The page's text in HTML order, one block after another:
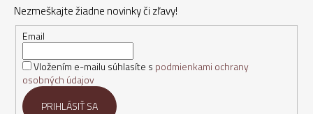
Nezmeškajte žiadne novinky či zľavy!
Email
Vložením e-mailu súhlasíte s podmienkami ochrany
osobných údajov
PRIHLÁSIŤ SA